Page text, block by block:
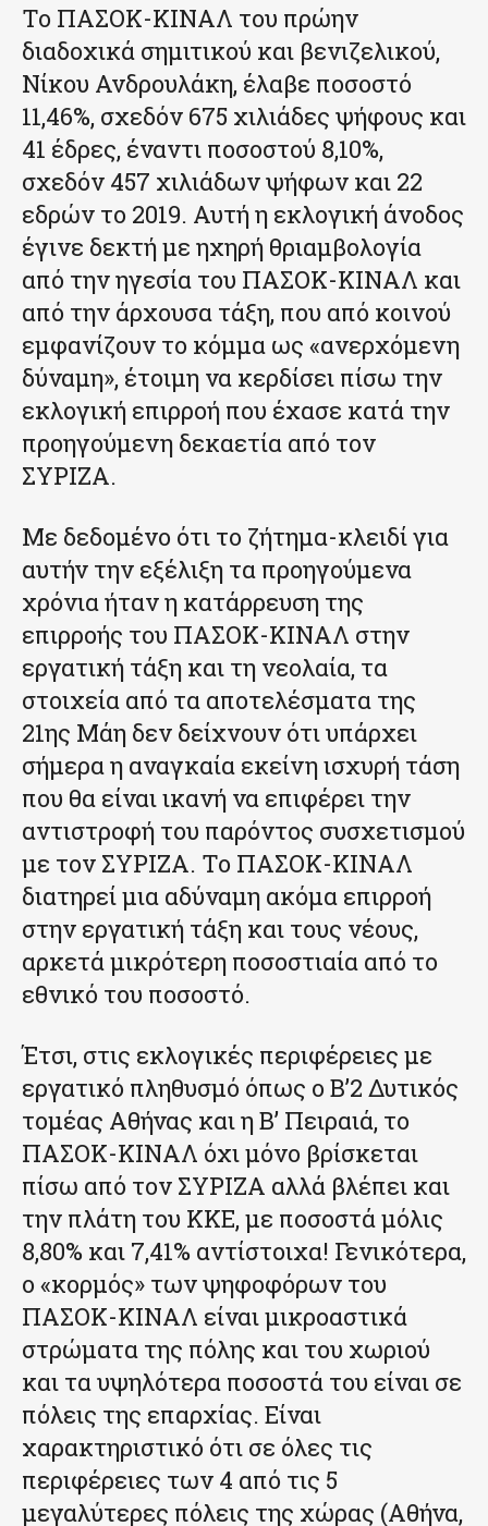
Το ΠΑΣΟΚ-ΚΙΝΑΛ του πρώην
διαδοχικά σημιτικού και βενιζελικού,
Νίκου Ανδρουλάκη, έλαβε ποσοστό
11,46%, σχεδόν 675 χιλιάδες ψήφους και
41 έδρες, έναντι ποσοστού 8,10%,
σχεδόν 457 χιλιάδων ψήφων και 22
εδρών το 2019. Αυτή η εκλογική άνοδος
έγινε δεκτή με ηχηρή θριαμβολογία
από την ηγεσία του ΠΑΣΟΚ-ΚΙΝΑΛ και
από την άρχουσα τάξη, που από κοινού
εμφανίζουν το κόμμα ως «ανερχόμενη
δύναμη», έτοιμη να κερδίσει πίσω την
εκλογική επιρροή που έχασε κατά την
προηγούμενη δεκαετία από τον
ΣΥΡΙΖΑ.
Με δεδομένο ότι το ζήτημα-κλειδί για
αυτήν την εξέλιξη τα προηγούμενα
χρόνια ήταν η κατάρρευση της
επιρροής του ΠΑΣΟΚ-ΚΙΝΑΛ στην
εργατική τάξη και τη νεολαία, τα
στοιχεία από τα αποτελέσματα της
21ης Μάη δεν δείχνουν ότι υπάρχει
σήμερα η αναγκαία εκείνη ισχυρή τάση
που θα είναι ικανή να επιφέρει την
αντιστροφή του παρόντος συσχετισμού
με τον ΣΥΡΙΖΑ. Το ΠΑΣΟΚ-ΚΙΝΑΛ
διατηρεί μια αδύναμη ακόμα επιρροή
στην εργατική τάξη και τους νέους,
αρκετά μικρότερη ποσοστιαία από το
εθνικό του ποσοστό.
Έτσι, στις εκλογικές περιφέρειες με
εργατικό πληθυσμό όπως ο Β’2 Δυτικός
τομέας Αθήνας και η Β’ Πειραιά, το
ΠΑΣΟΚ-ΚΙΝΑΛ όχι μόνο βρίσκεται
πίσω από τον ΣΥΡΙΖΑ αλλά βλέπει και
την πλάτη του ΚΚΕ, με ποσοστά μόλις
8,80% και 7,41% αντίστοιχα! Γενικότερα,
ο «κορμός» των ψηφοφόρων του
ΠΑΣΟΚ-ΚΙΝΑΛ είναι μικροαστικά
στρώματα της πόλης και του χωριού
και τα υψηλότερα ποσοστά του είναι σε
πόλεις της επαρχίας. Είναι
χαρακτηριστικό ότι σε όλες τις
περιφέρειες των 4 από τις 5
μεγαλύτερες πόλεις της χώρας (Αθήνα,